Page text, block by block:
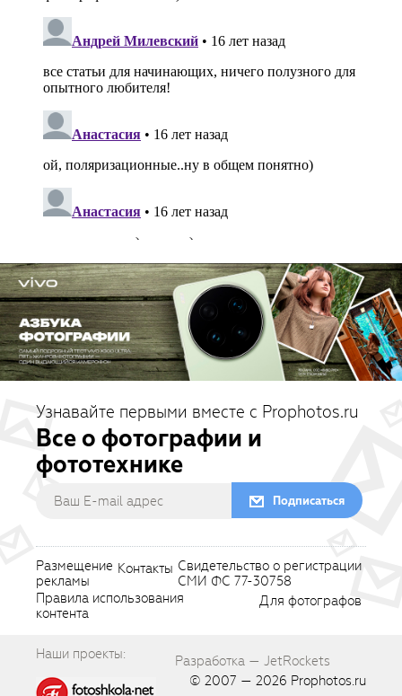
Узнавайте первыми вместе с Prophotos.ru
Все о фотографии и
фототехнике
Подписаться
Размещение
рекламы
Контакты Свидетельство о регистрации
СМИ ФС 77-30758
Правила использования
контента
Для фотографов
Наши проекты:
Разработка — JetRockets
© 2007 — 2026 Prophotos.ru